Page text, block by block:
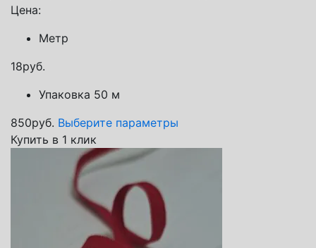
Цена:
Метр
18руб.
Упаковка 50 м
850руб. Выберите параметры
Купить в 1 клик